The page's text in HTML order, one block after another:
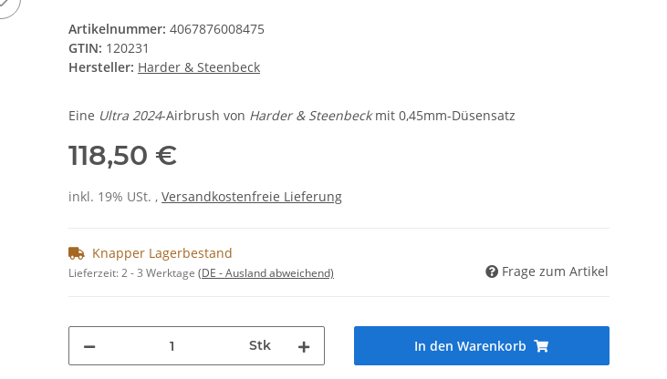
Artikelnummer: 4067876008475
GTIN: 120231
Hersteller: Harder & Steenbeck
Eine Ultra 2024-Airbrush von Harder & Steenbeckmit 0,45mm-Düsensatz
118,50 €
inkl. 19% USt. , Versandkostenfreie Lieferung
Knapper Lagerbestand
Lieferzeit:2 - 3 Werktage (DE - Ausland abweichend) Frage zum Artikel
Stk In den Warenkorb